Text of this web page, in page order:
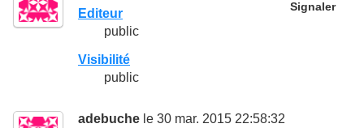
Signaler
Editeur
public
Visibilité
public
adebuche le 30 mar. 2015 22:58:32